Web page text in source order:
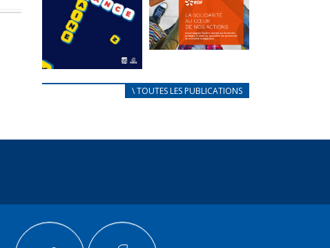
FEUILLETER
au coeur de
nos actions
en France,...
FEUILLETER
\ TOUTES LES PUBLICATIONS